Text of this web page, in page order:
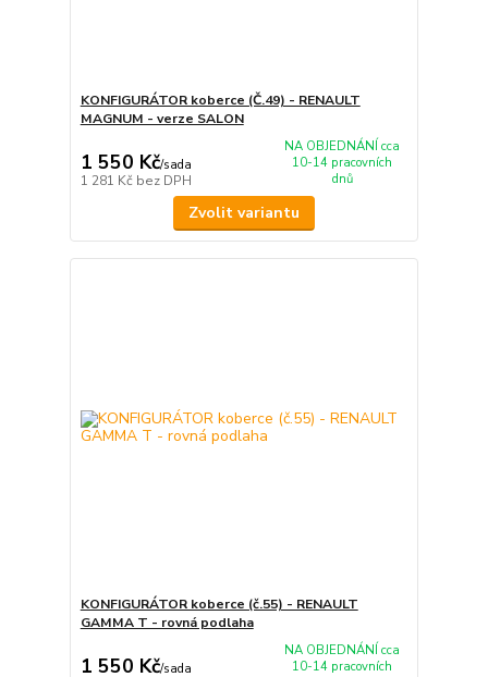
KONFIGURÁTOR koberce (Č.49) - RENAULT
MAGNUM - verze SALON
1 550 Kč/sada
1 281 Kč bez DPH
NA OBJEDNÁNÍ cca
10-14 pracovních
dnů
Zvolit variantu
KONFIGURÁTOR koberce (č.55) - RENAULT
GAMMA T - rovná podlaha
1 550 Kč/sada
NA OBJEDNÁNÍ cca
10-14 pracovních